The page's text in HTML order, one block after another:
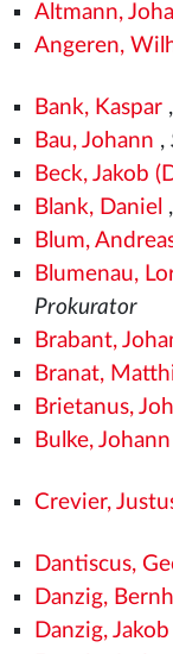
Altmann,
Angeren,
Bank, Kaspar,
Bau, Johann ,
Beck, Jakob
Blank, Daniel ,
Blum,
Blumenau,
Prokurator
Brabant,
Branat,
Brietanus,
Bulke, Johann
Crevier,
Dantiscus,
Danzig,
Danzig,